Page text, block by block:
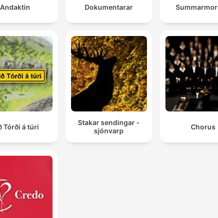
Andaktin Dokumentarar
Tórði á túri
Stakar sendingar -
sjónvarp
Chorus